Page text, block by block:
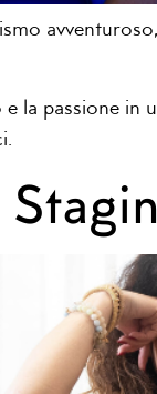
e la passione